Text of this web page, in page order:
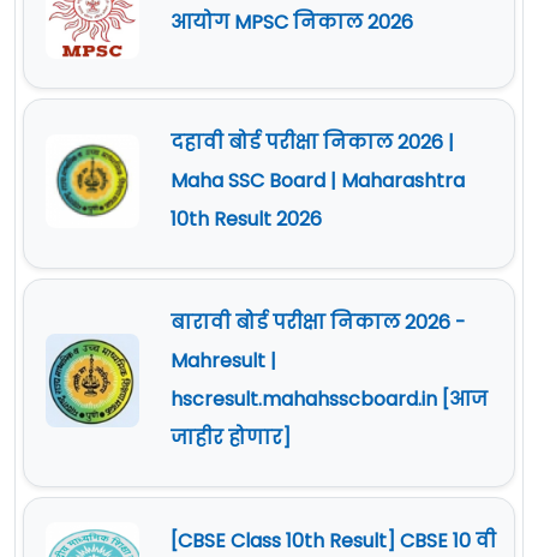
आयोग MPSC निकाल 2026
दहावी बोर्ड परीक्षा निकाल 2026 |
Maha SSC Board | Maharashtra
10th Result 2026
बारावी बोर्ड परीक्षा निकाल 2026 -
Mahresult |
hscresult.mahahsscboard.in [आज
जाहीर होणार]
[CBSE Class 10th Result] CBSE 10 वी